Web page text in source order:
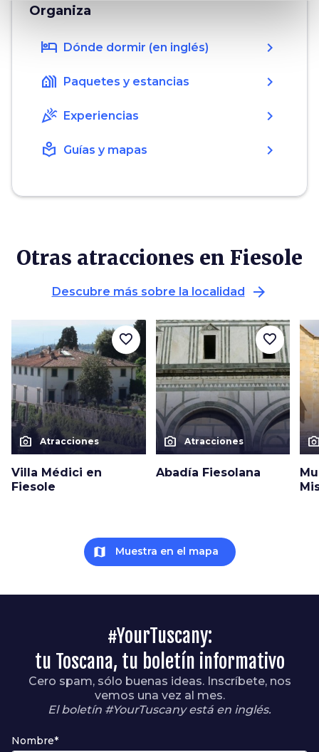
Organiza
hotel Dónde dormir (en inglés) chevron_right
holiday_village Paquetes y estancias chevron_right
celebration Experiencias chevron_right
local_library Guías y mapas chevron_right
Otras atracciones en Fiesole
Descubre más sobre la localidad arrow_forward
photo_camera Atracciones
Villa Médici en
Fiesole
favorite_border
photo_camera Atracciones
Abadía Fiesolana
favorite_border
map Muestra en el mapa
#YourTuscany:
tu Toscana, tu boletín informativo
Cero spam, sólo buenas ideas. Inscríbete, nos
vemos una vez al mes.
El boletín #YourTuscany está en inglés.
Nombre*